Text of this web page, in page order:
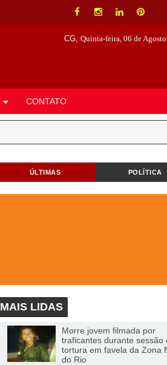
CG, Quinta-feira, 06 de
CONTATO
ÚLTIMAS POLÍTICA
MAIS LIDAS
Morre jovem filmada por
traficantes durante sessão
tortura em favela da Zona
do Rio